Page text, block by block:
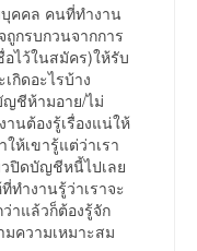
คคล คนที่ทำงาน
กรบกวนจากการ
ไว้ในสมัคร)ให้รับ
กิดอะไรบ้าง
ญชีห้ามอาย/ไม่
านต้องรู้เรื่องแน่ให้
ให้เขารู้แต่ว่าเรา
วปิดบัญชีหนี้ไปเลย
ำงานรู้ว่าเราจะ
าแล้วก็ต้องรู้จัก
ความเหมาะสม